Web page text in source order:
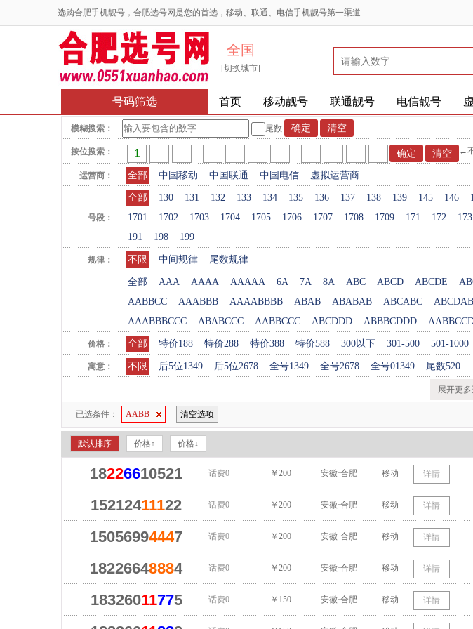
选购合肥手机靓号，合肥选号网是您的首选，移动、联通、电信手机靓号第一渠道
全国
[切换城市]
号码筛选 首页 移动靓号 联通靓号 电信靓号
模糊搜索： 尾数
按位搜索： ←
运营商： 全部 中国移动 中国联通 中国电信 虚拟运营商
号段：
全部 130 131 132 133 134 135 136 137 138 139 145 146
1701
1702 1703 1704 1705 1706 1707 1708 1709 171 172 173
191
198 199
规律： 不限 中间规律 尾数规律
全部 AAA AAAA AAAAA 6A 7A 8A ABC ABCD ABCDE
AABBCC
AAABBB AAAABBBB ABAB ABABAB ABCABC
AAABBBCCC
ABABCCC AABBCCC ABCDDD ABBBCDDD
价格： 全部 特价188 特价288 特价388 特价588 300以下 301-500 501-1000
寓意： 不限 后5位1349 后5位2678 全号1349 全号2678 全号01349 尾数520
展开更多
已选条件： AABB 清空选项
默认排序 价格↑ 价格↓
18226610521 话费0 ￥200 安徽·合肥 移动 详情
15212411122 话费0 ￥200 安徽·合肥 移动 详情
15056994447 话费0 ￥200 安徽·合肥 移动 详情
18226648884 话费0 ￥200 安徽·合肥 移动 详情
18326011775 话费0 ￥150 安徽·合肥 移动 详情